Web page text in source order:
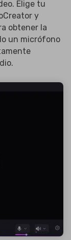
Elige tu
y
obtener la
un micrófono